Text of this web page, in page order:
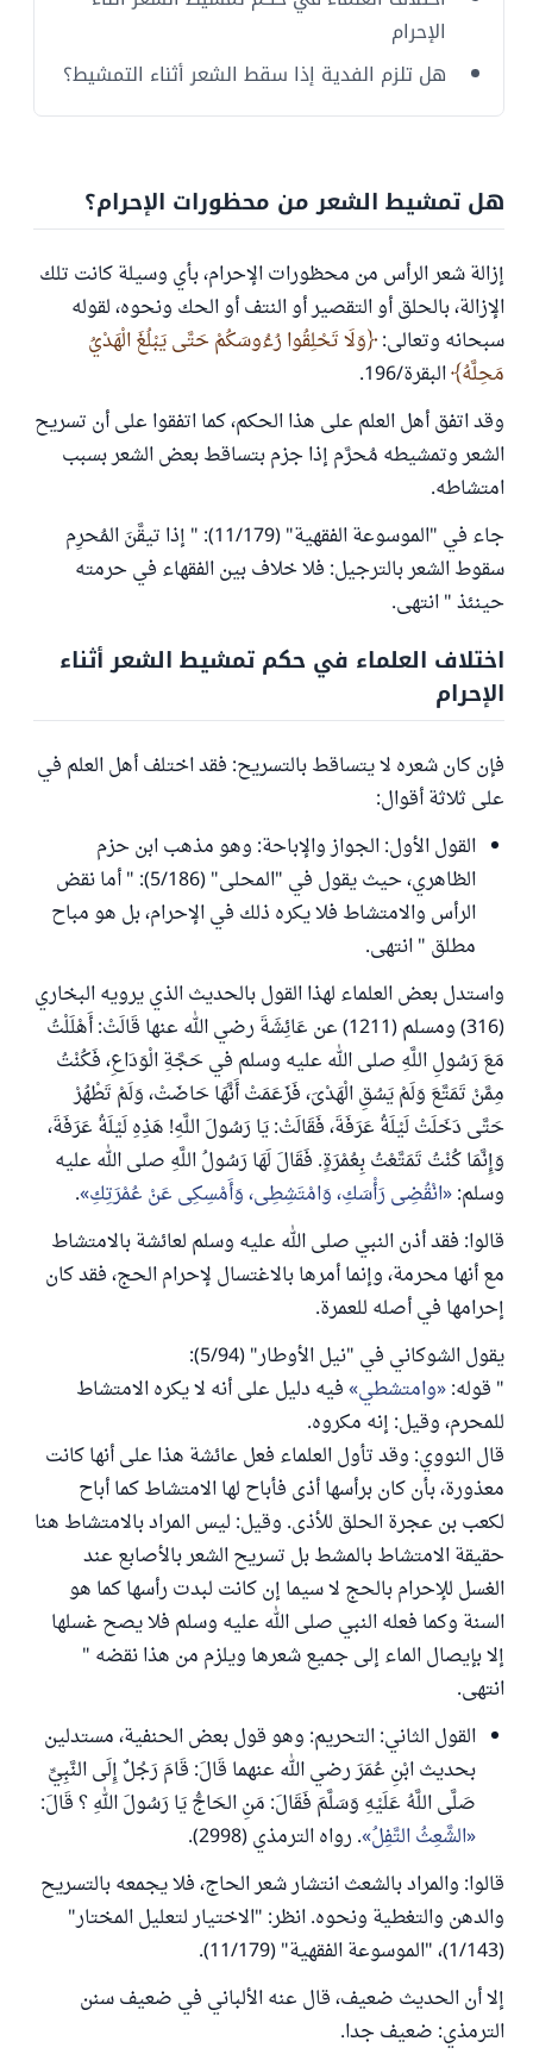
الإحرام
هل تلزم الفدية إذا سقط الشعر أثناء التمشيط؟
هل تمشيط الشعر من محظورات الإحرام؟
إزالة شعر الرأس من محظورات الإحرام، بأي وسيلة كانت تلك
الإزالة، بالحلق أو التقصير أو النتف أو الحك ونحوه، لقوله
سبحانه وتعالى: وَلَا تَحْلِقُوا رُءُوسَكُمْ حَتَّى يَبْلُغَ الْهَدْيُ
مَحِلَّهُ البقرة/196.
وقد اتفق أهل العلم على هذا الحكم، كما اتفقوا على أن تسريح
الشعر وتمشيطه مُحرَّم إذا جزم بتساقط بعض الشعر بسبب
امتشاطه.
جاء في "الموسوعة الفقهية" (11/179): " إذا تيقَّنَ المُحرِم
سقوط الشعر بالترجيل: فلا خلاف بين الفقهاء في حرمته
حينئذ " انتهى.
اختلاف العلماء في حكم تمشيط الشعر أثناء
الإحرام
فإن كان شعره لا يتساقط بالتسريح: فقد اختلف أهل العلم في
على ثلاثة أقوال:
القول الأول: الجواز والإباحة: وهو مذهب ابن حزم
الظاهري، حيث يقول في "المحلى" (5/186): " أما نقض
الرأس والامتشاط فلا يكره ذلك في الإحرام، بل هو مباح
مطلق " انتهى.
واستدل بعض العلماء لهذا القول بالحديث الذي يرويه البخاري
(316) ومسلم (1211) عن عَائِشَةَ رضي الله عنها قَالَتْ: أَهْلَلْتُ
مَعَ رَسُولِ اللَّهِ صلى الله عليه وسلم في حَجَّةِ الْوَدَاعِ، فَكُنْتُ
مِمَّنْ تَمَتَّعَ وَلَمْ يَسُقِ الْهَدْىَ، فَزَعَمَتْ أَنَّهَا حَاضَتْ، وَلَمْ تَطْهُرْ
حَتَّى دَخَلَتْ لَيْلَةُ عَرَفَةَ، فَقَالَتْ: يَا رَسُولَ اللَّهِ! هَذِهِ لَيْلَةُ عَرَفَةَ،
وَإِنَّمَا كُنْتُ تَمَتَّعْتُ بِعُمْرَةٍ. فَقَالَ لَهَا رَسُولُ اللَّهِ صلى الله عليه
وسلم: انْقُضِى رَأْسَكِ، وَامْتَشِطِى، وَأَمْسِكِى عَنْ عُمْرَتِكِ .
قالوا: فقد أذن النبي صلى الله عليه وسلم لعائشة بالامتشاط
مع أنها محرمة، وإنما أمرها بالاغتسال لإحرام الحج، فقد كان
إحرامها في أصله للعمرة.
يقول الشوكاني في "نيل الأوطار" (5/94):
" قوله: وامتشطي فيه دليل على أنه لا يكره الامتشاط
للمحرم، وقيل: إنه مكروه.
قال النووي: وقد تأول العلماء فعل عائشة هذا على أنها كانت
معذورة، بأن كان برأسها أذى فأباح لها الامتشاط كما أباح
لكعب بن عجرة الحلق للأذى. وقيل: ليس المراد بالامتشاط هنا
حقيقة الامتشاط بالمشط بل تسريح الشعر بالأصابع عند
الغسل للإحرام بالحج لا سيما إن كانت لبدت رأسها كما هو
السنة وكما فعله النبي صلى الله عليه وسلم فلا يصح غسلها
إلا بإيصال الماء إلى جميع شعرها ويلزم من هذا نقضه "
انتهى.
القول الثاني: التحريم: وهو قول بعض الحنفية، مستدلين
بحديث ابْنِ عُمَرَ رضي الله عنهما قَالَ: قَامَ رَجُلٌ إِلَى النَّبِيِّ
صَلَّى اللَّهُ عَلَيْهِ وَسَلَّمَ فَقَالَ: مَنِ الحَاجُّ يَا رَسُولَ اللهِ ؟ قَالَ:
الشَّعِثُ التَّفِلُ . رواه الترمذي (2998).
قالوا: والمراد بالشعث انتشار شعر الحاج، فلا يجمعه بالتسريح
والدهن والتغطية ونحوه. انظر: "الاختيار لتعليل المختار"
(1/143)، "الموسوعة الفقهية" (11/179).
إلا أن الحديث ضعيف، قال عنه الألباني في ضعيف سنن
الترمذي: ضعيف جدا.